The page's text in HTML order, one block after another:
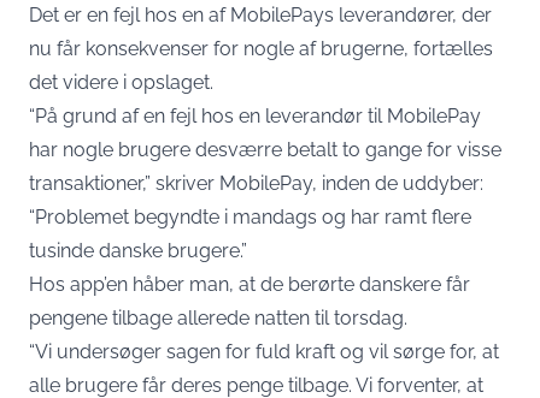
Det er en fejl hos en af MobilePays leverandører, der
nu får konsekvenser for nogle af brugerne, fortælles
det videre i opslaget.
“På grund af en fejl hos en leverandør til MobilePay
har nogle brugere desværre betalt to gange for visse
transaktioner,” skriver MobilePay, inden de uddyber:
“Problemet begyndte i mandags og har ramt flere
tusinde danske brugere.”
Hos app’en håber man, at de berørte danskere får
pengene tilbage allerede natten til torsdag.
“Vi undersøger sagen for fuld kraft og vil sørge for, at
alle brugere får deres penge tilbage. Vi forventer, at